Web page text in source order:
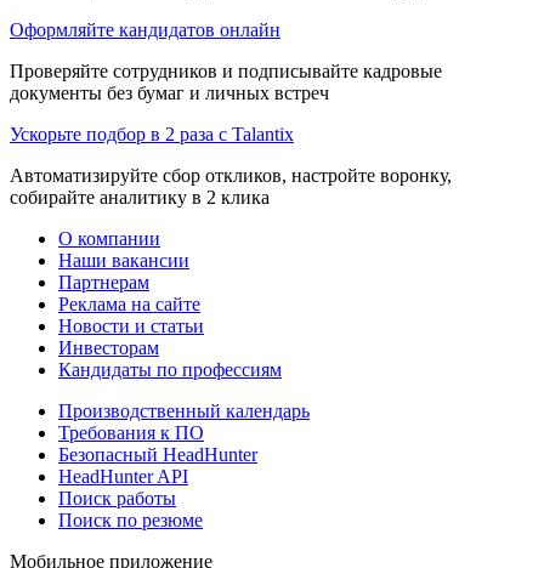
Оформляйте кандидатов онлайн
Проверяйте сотрудников и подписывайте кадровые
документы без бумаг и личных встреч
Ускорьте подбор в 2 раза с Talantix
Автоматизируйте сбор откликов, настройте воронку,
собирайте аналитику в 2 клика
О компании
Наши вакансии
Партнерам
Реклама на сайте
Новости и статьи
Инвесторам
Кандидаты по профессиям
Производственный календарь
Требования к ПО
Безопасный HeadHunter
HeadHunter API
Поиск работы
Поиск по резюме
Мобильное приложение